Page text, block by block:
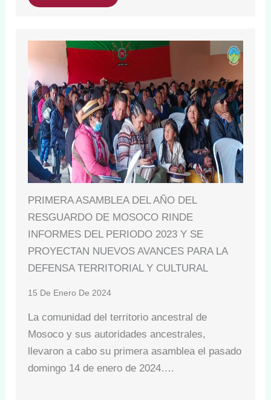
PRIMERA ASAMBLEA DEL AÑO DEL
RESGUARDO DE MOSOCO RINDE
INFORMES DEL PERIODO 2023 Y SE
PROYECTAN NUEVOS AVANCES PARA LA
DEFENSA TERRITORIAL Y CULTURAL
15 De Enero De 2024
La comunidad del territorio ancestral de
Mosoco y sus autoridades ancestrales,
llevaron a cabo su primera asamblea el pasado
domingo 14 de enero de 2024….